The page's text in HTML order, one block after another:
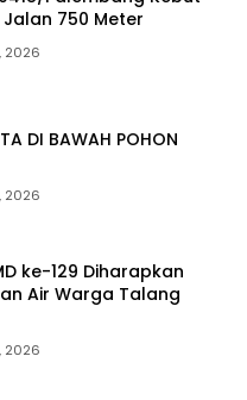
750 Meter
2026
DI BAWAH POHON
2026
ke-129 Diharapkan
Air Warga Talang
2026